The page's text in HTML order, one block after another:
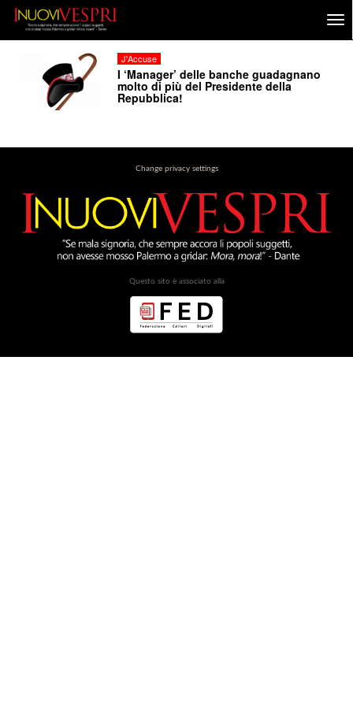
J'Accuse
I ‘Manager’ delle banche guadagnano
molto di più del Presidente della
Repubblica!
Change privacy settings
Questo sito è associato alla